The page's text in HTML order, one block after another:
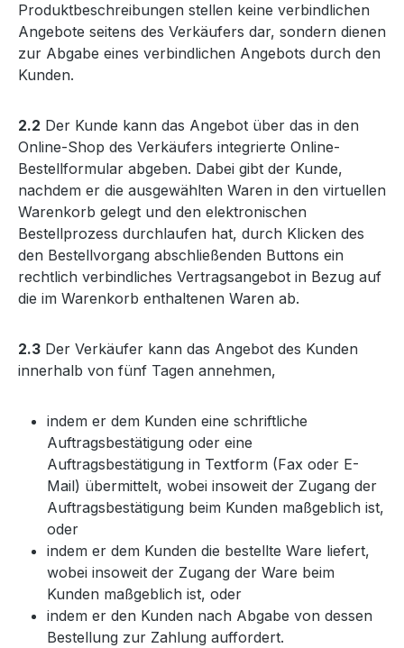
Produktbeschreibungen stellen keine verbindlichen
Angebote seitens des Verkäufers dar, sondern dienen
zur Abgabe eines verbindlichen Angebots durch den
Kunden.
2.2 Der Kunde kann das Angebot über das in den
Online-Shop des Verkäufers integrierte Online-
Bestellformular abgeben. Dabei gibt der Kunde,
nachdem er die ausgewählten Waren in den virtuellen
Warenkorb gelegt und den elektronischen
Bestellprozess durchlaufen hat, durch Klicken des
den Bestellvorgang abschließenden Buttons ein
rechtlich verbindliches Vertragsangebot in Bezug auf
die im Warenkorb enthaltenen Waren ab.
2.3 Der Verkäufer kann das Angebot des Kunden
innerhalb von fünf Tagen annehmen,
indem er dem Kunden eine schriftliche
Auftragsbestätigung oder eine
Auftragsbestätigung in Textform (Fax oder E-
Mail) übermittelt, wobei insoweit der Zugang der
Auftragsbestätigung beim Kunden maßgeblich ist,
oder
indem er dem Kunden die bestellte Ware liefert,
wobei insoweit der Zugang der Ware beim
Kunden maßgeblich ist, oder
indem er den Kunden nach Abgabe von dessen
Bestellung zur Zahlung auffordert.